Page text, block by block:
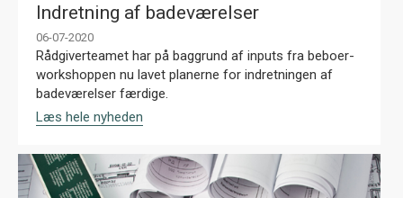
Indretning af badeværelser
06-07-2020
Rådgiverteamet har på baggrund af inputs fra beboer-
workshoppen nu lavet planerne for indretningen af
badeværelser færdige.
Læs hele nyheden